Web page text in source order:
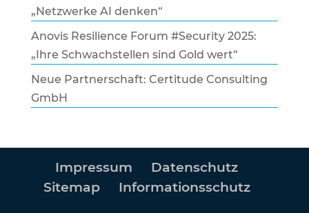
„Netzwerke AI denken“
Anovis Resilience Forum #Security 2025:
„Ihre Schwachstellen sind Gold wert“
Neue Partnerschaft: Certitude Consulting
GmbH
Impressum
Datenschutz
Sitemap
Informationsschutz